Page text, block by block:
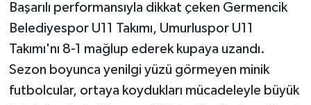
Başarılı performansıyla dikkat çeken Germencik
Belediyespor U11 Takımı, Umurluspor U11
Takımı'nı 8-1 mağlup ederek kupaya uzandı.
Sezon boyunca yenilgi yüzü görmeyen minik
futbolcular, ortaya koydukları mücadeleyle büyük